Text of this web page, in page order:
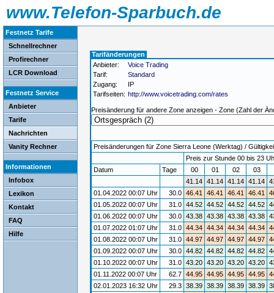
www.Telefon-Sparbuch.de
Festnetz Tarife
Schnellrechner
Profirechner
LCR Download
Festnetz Service
Anbieter
Tarife
Nachrichten
Vanity Rechner
Informationen
Infobox
Lexikon
Kontakt
FAQ
Hilfe
Tarifänderungen
Anbieter:
Voice Trading
Tarif:
Standard
Zugang:
IP
Tarifseiten: http://www.voicetrading.com/rates
Preisänderung für andere Zone anzeigen - Zone (Zahl der
Preisänderungen für Zone Sierra Leone (Werktag) /
Preis zur Stunde 00 bis 23
Datum
Tage 00 01 02 03
41.14 41.14 41.14 41.14
01.04.2022 00:07 Uhr
30.0 46.41 46.41 46.41 46.41
01.05.2022 00:07 Uhr
31.0 44.52 44.52 44.52 44.52
01.06.2022 00:07 Uhr
30.0 43.38 43.38 43.38 43.38
01.07.2022 01:07 Uhr
31.0 44.34 44.34 44.34 44.34
01.08.2022 00:07 Uhr
31.0 44.97 44.97 44.97 44.97
01.09.2022 00:07 Uhr
30.0 44.82 44.82 44.82 44.82
01.10.2022 00:07 Uhr
31.0 43.20 43.20 43.20 43.20
01.11.2022 00:07 Uhr
62.7 44.95 44.95 44.95 44.95
02.01.2023 16:32 Uhr
29.3 38.39 38.39 38.39 38.39